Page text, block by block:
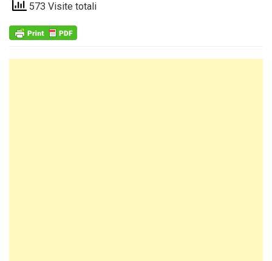
573 Visite totali